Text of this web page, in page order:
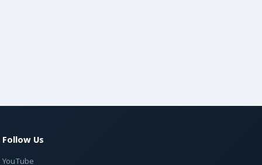
Follow Us
YouTube